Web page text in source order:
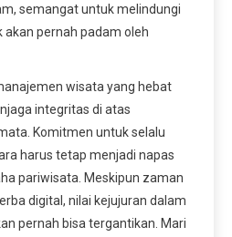
semangat untuk melindungi
pernah padam oleh
wisata yang hebat
integritas di atas
Komitmen untuk selalu
harus tetap menjadi napas
pariwisata. Meskipun zaman
digital, nilai kejujuran dalam
pernah bisa tergantikan. Mari